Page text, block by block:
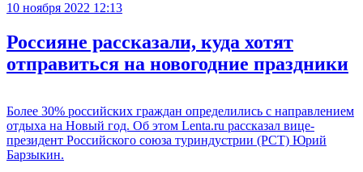
10 ноября 2022 12:13
Россияне рассказали, куда хотят
отправиться на новогодние праздники
Более 30% российских граждан определились с направлением
отдыха на Новый год. Об этом Lenta.ru рассказал вице-
президент Российского союза туриндустрии (РСТ) Юрий
Барзыкин.